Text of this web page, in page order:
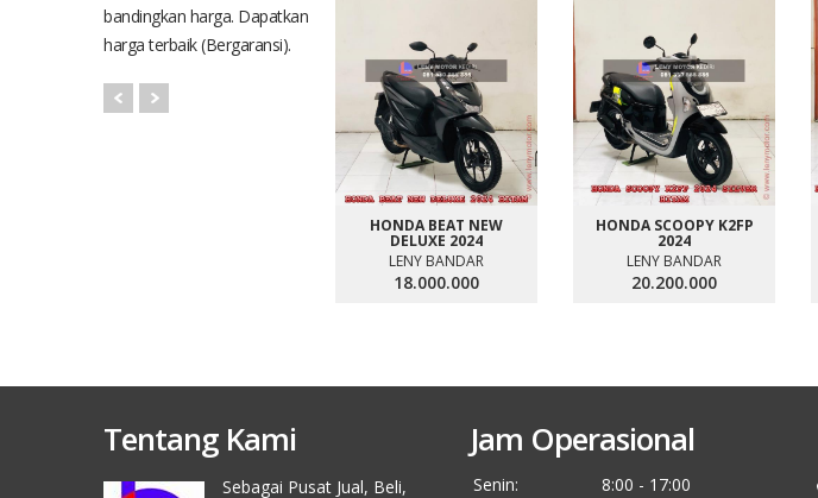
bandingkan harga. Dapatkan
harga terbaik (Bergaransi).
HONDA BEAT NEW
DELUXE 2024
LENY BANDAR
18.000.000
HONDA SCOOPY K2FP
2024
LENY BANDAR
20.200.000
Tentang Kami
Sebagai Pusat Jual, Beli,
Jam Operasional
Senin:
8:00 - 17:00